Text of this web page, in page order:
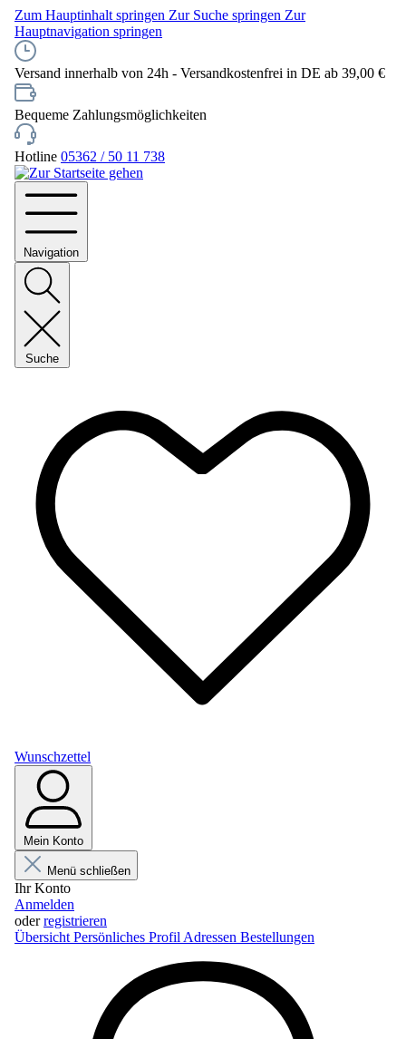
Zum Hauptinhalt springen Zur Suche springen Zur
Hauptnavigation springen
Versand innerhalb von 24h - Versandkostenfrei in DE ab 39,00 €
Bequeme Zahlungsmöglichkeiten
Hotline 05362 / 50 11 738
Navigation
Suche
Wunschzettel
Mein Konto
Menü schließen
Ihr Konto
Anmelden
oderregistrieren
Übersicht Persönliches Profil Adressen Bestellungen